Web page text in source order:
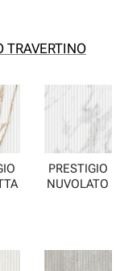
TRAVERTINO
PRESTIGIO
NUVOLATO